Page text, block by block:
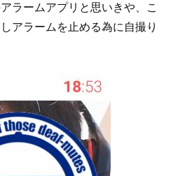
ラームアプリと思いきや、こ
アラームを止める為に自撮り